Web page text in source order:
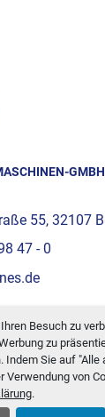
Besuch zu
zu
Indem Sie auf "Alle
Verwendung von
.
GMBH
55, 32107
47 - 0
Machinio